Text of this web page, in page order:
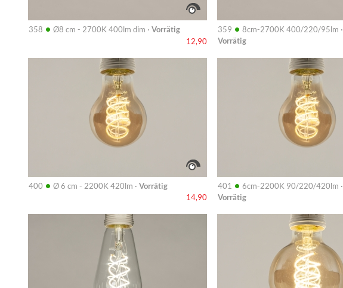
358 • Ø8 cm - 2700K 400lm dim · Vorrätig
12,90
359 • 8cm-2700K 400/220/95lm ·
Vorrätig
400 • Ø 6 cm - 2200K 420lm · Vorrätig
14,90
Info
401 • 6cm-2200K 90/220/420lm ·
Vorrätig
Info
Info Info